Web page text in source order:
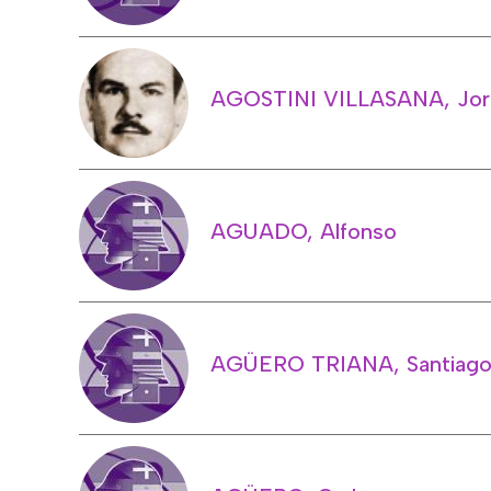
AGOSTINI VILLASANA,
AGUADO, Alfonso
AGÜERO TRIANA, Santiago